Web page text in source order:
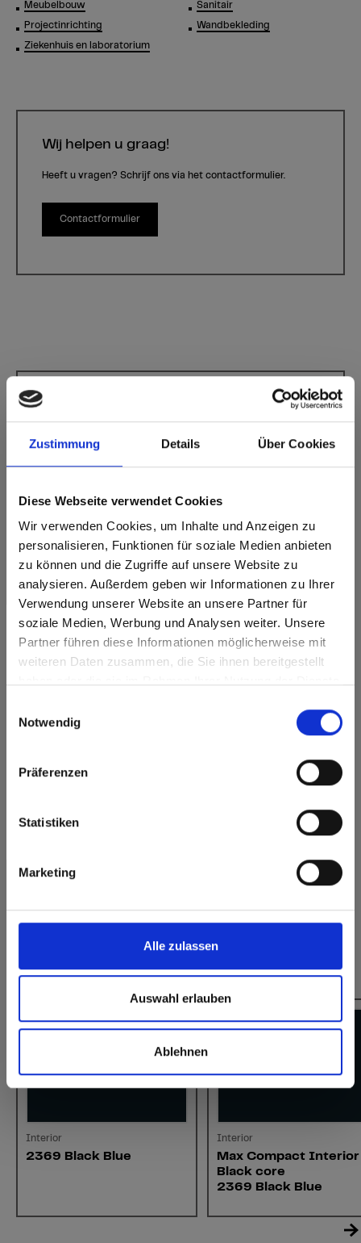
Zustimmung Details Über Cookies
Diese Webseite verwendet Cookies
Wir verwenden Cookies, um Inhalte und Anzeigen zu
personalisieren, Funktionen für soziale Medien anbieten
zu können und die Zugriffe auf unsere Website zu
analysieren. Außerdem geben wir Informationen zu Ihrer
Verwendung unserer Website an unsere Partner für
soziale Medien, Werbung und Analysen weiter. Unsere
Partner führen diese Informationen möglicherweise mit
weiteren Daten zusammen, die Sie ihnen bereitgestellt
Notwendig
Präferenzen
Statistiken
Marketing
Alle zulassen
Auswahl erlauben
Ablehnen
sr.modal is not closeable
Are you based in the Verenigde
Staten?
rest of the world!
Meubelbouw
Projectinrichting
Ziekenhuis en laboratorium
Sanitair
Wandbekleding
Wij helpen u graag!
Heeft u vragen? Schrijf ons via het contactformulier.
Contactformulier
Max Compact Interior Black core 2369 Black
Blue
Deze kleur is niet richtinggebonden.
Dichtstbijzijnde CMYK-code: 85-58-51-75
noodzakelijk!
Productkenmerken
Gemakkelijk schoon te
Slagvast
Krasvast Oplosmiddelbestendig
Oppervlaktekenmerken
Duurzaam
Duurzaam gesloten
Splintervrij snijden,
Dit zou u ook kunnen interesseren:
Interior
2369 Black Blue
Interior
Max Compact Interior
Black core
2369 Black Blue